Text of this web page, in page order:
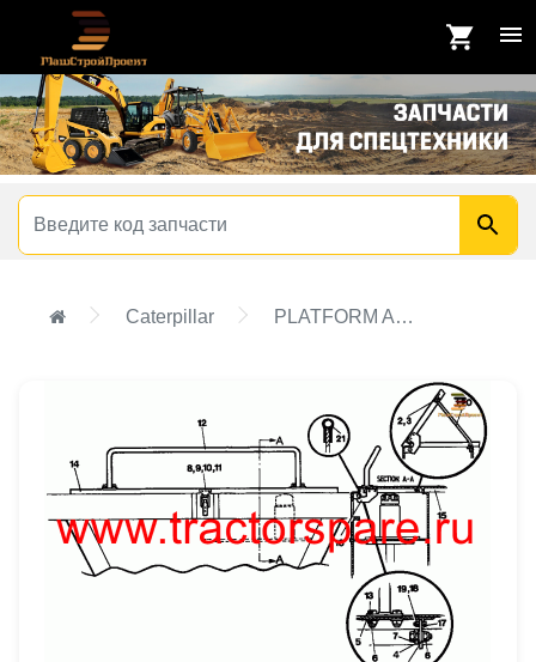
Caterpillar PLATFORM AND ENGINE COWL GROUP